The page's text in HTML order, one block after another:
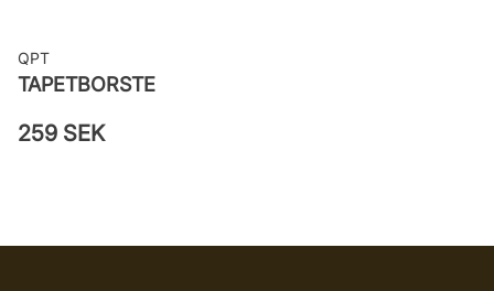
QPT
TAPETBORSTE
259 SEK